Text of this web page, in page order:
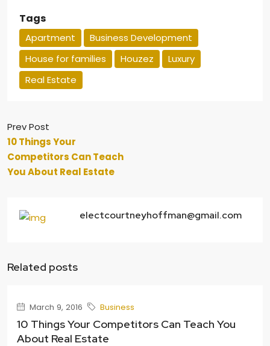
Tags
Apartment
Business Development
House for families
Houzez
Luxury
Real Estate
Prev Post
10 Things Your
Competitors Can Teach
You About Real Estate
electcourtneyhoffman@gmail.com
Related posts
March 9, 2016 Business
10 Things Your Competitors Can Teach You
About Real Estate